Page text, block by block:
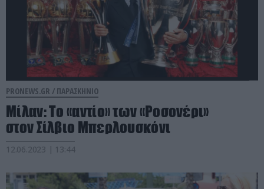
PRONEWS.GR / ΠΑΡΑΣΚΗΝΙΟ
Μίλαν: Το «αντίο» των «Ροσονέρι»
στον Σίλβιο Μπερλουσκόνι
12.06.2023 | 13:44